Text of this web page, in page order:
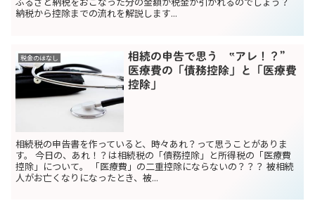
納税から控除までの流れを解説します...
税金のはなし
相続の申告で思う ‟アレ！？”
医療費の「債務控除」と「医療費
控除」
相続税の申告書を作っていると、時々あれ？って思うことがありま
す。 今日の、あれ！？は相続税の「債務控除」と所得税の「医療費
控除」について。 「医療費」の二重控除にならないの？？？ 被相続
人がお亡くなりになったとき、被...